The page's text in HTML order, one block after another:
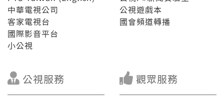
中華電視公司
客家電視台
國際影音平台
小公視
公視遊戲本
國會頻道轉播
公視服務 觀眾服務